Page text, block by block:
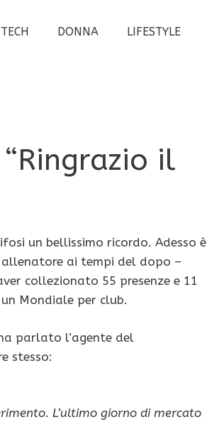
TECH DONNA LIFESTYLE
il
un bellissimo ricordo. Adesso è
allenatore ai tempi del dopo –
collezionato 55 presenze e 11
Mondiale per club.
parlato l’agente del
stesso:
L’ultimo giorno di mercato